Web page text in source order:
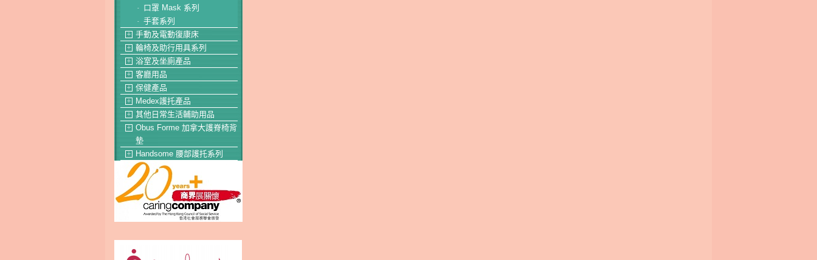
- 口罩 Mask 系列
- 手套系列
＋ 手動及電動復康床
＋ 輪椅及助行用具系列
＋ 浴室及坐廁產品
＋ 客廳用品
＋ 保健產品
＋ Medex護托產品
＋ 其他日常生活輔助用品
＋
Obus Forme 加拿大護脊椅背
墊
＋ Handsome 腰部護托系列